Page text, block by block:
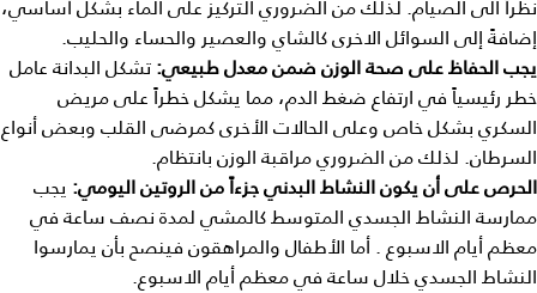
نظراً الى الصيام. لذلك من الضروري التركيز على الماء بشكل أساسي،
إضافةً إلى السوائل الاخرى كالشاي والعصير والحساء والحليب.
يجبالحفاظعلى صحةالوزن ضمنمعدلطبيعي: تشكل البدانة عامل
خطر رئيسياً في ارتفاع ضغط الدم، مما يشكل خطراً على مريض
السكري بشكل خاص وعلى الحالات الأخرى كمرضى القلب وبعض أنواع
السرطان. لذلك من الضروري مراقبة الوزن بانتظام.
الحرصعلىأنيكونالنشاطالبدنيجزءاًمنالروتيناليومي: يجب
ممارسة النشاط الجسدي المتوسط كالمشي لمدة نصف ساعة في
معظم أيام الاسبوع . أما الأطفال والمراهقون فينصح بأن يمارسوا
النشاط الجسدي خلال ساعة في معظم أيام الاسبوع.